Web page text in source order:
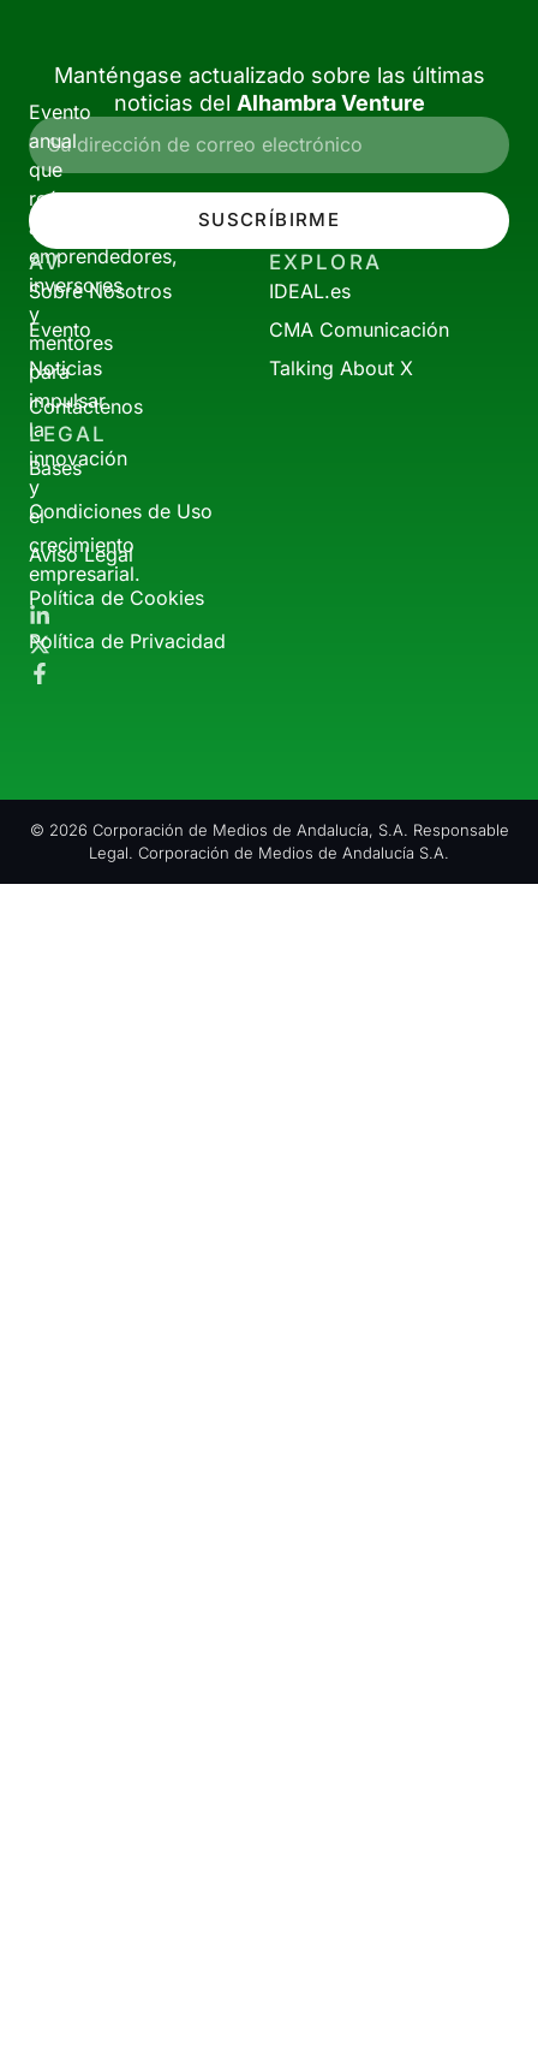
Evento
anual
que
reúne
a
emprendedores,
inversores
y
mentores
para
impulsar
la
innovación
y
el
crecimiento
empresarial.
Manténgase actualizado sobre las últimas
noticias del Alhambra Venture
SUSCRÍBIRME
AV
Sobre Nosotros
Evento
Noticias
Contáctenos
EXPLORA
IDEAL.es
CMA Comunicación
Talking About X
LEGAL
Bases
Condiciones de Uso
Aviso Legal
Política de Cookies
Política de Privacidad
© 2026 Corporación de Medios de Andalucía, S.A. Responsable
Legal. Corporación de Medios de Andalucía S.A.